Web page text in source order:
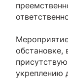
обстановке,
укреплению